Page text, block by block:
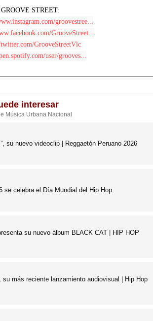
STREET:
groovestree...
GrooveStreet...
GrooveStreetVlc
user/grooves...
interesar
Música Urbana Nacional
su nuevo videoclip | Reggaetón Peruano 2026
se celebra el Día Mundial del Hip Hop
su nuevo álbum BLACK CAT | HIP HOP
más reciente lanzamiento audiovisual | Hip Hop